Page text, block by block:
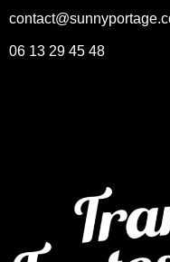
06 13 29 45 48